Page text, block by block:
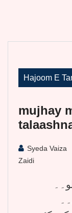
Hajoom E
mujhay
Syeda Vaiza
Zaidi